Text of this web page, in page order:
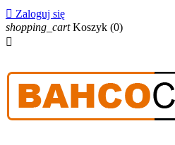
 Zaloguj się
shopping_cart Koszyk (0)
